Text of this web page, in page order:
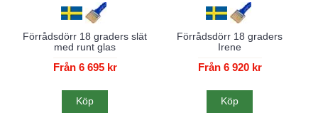
Förrådsdörr 18 graders slät
med runt glas
Från 6 695 kr
Köp
Förrådsdörr 18 graders
Irene
Från 6 920 kr
Köp